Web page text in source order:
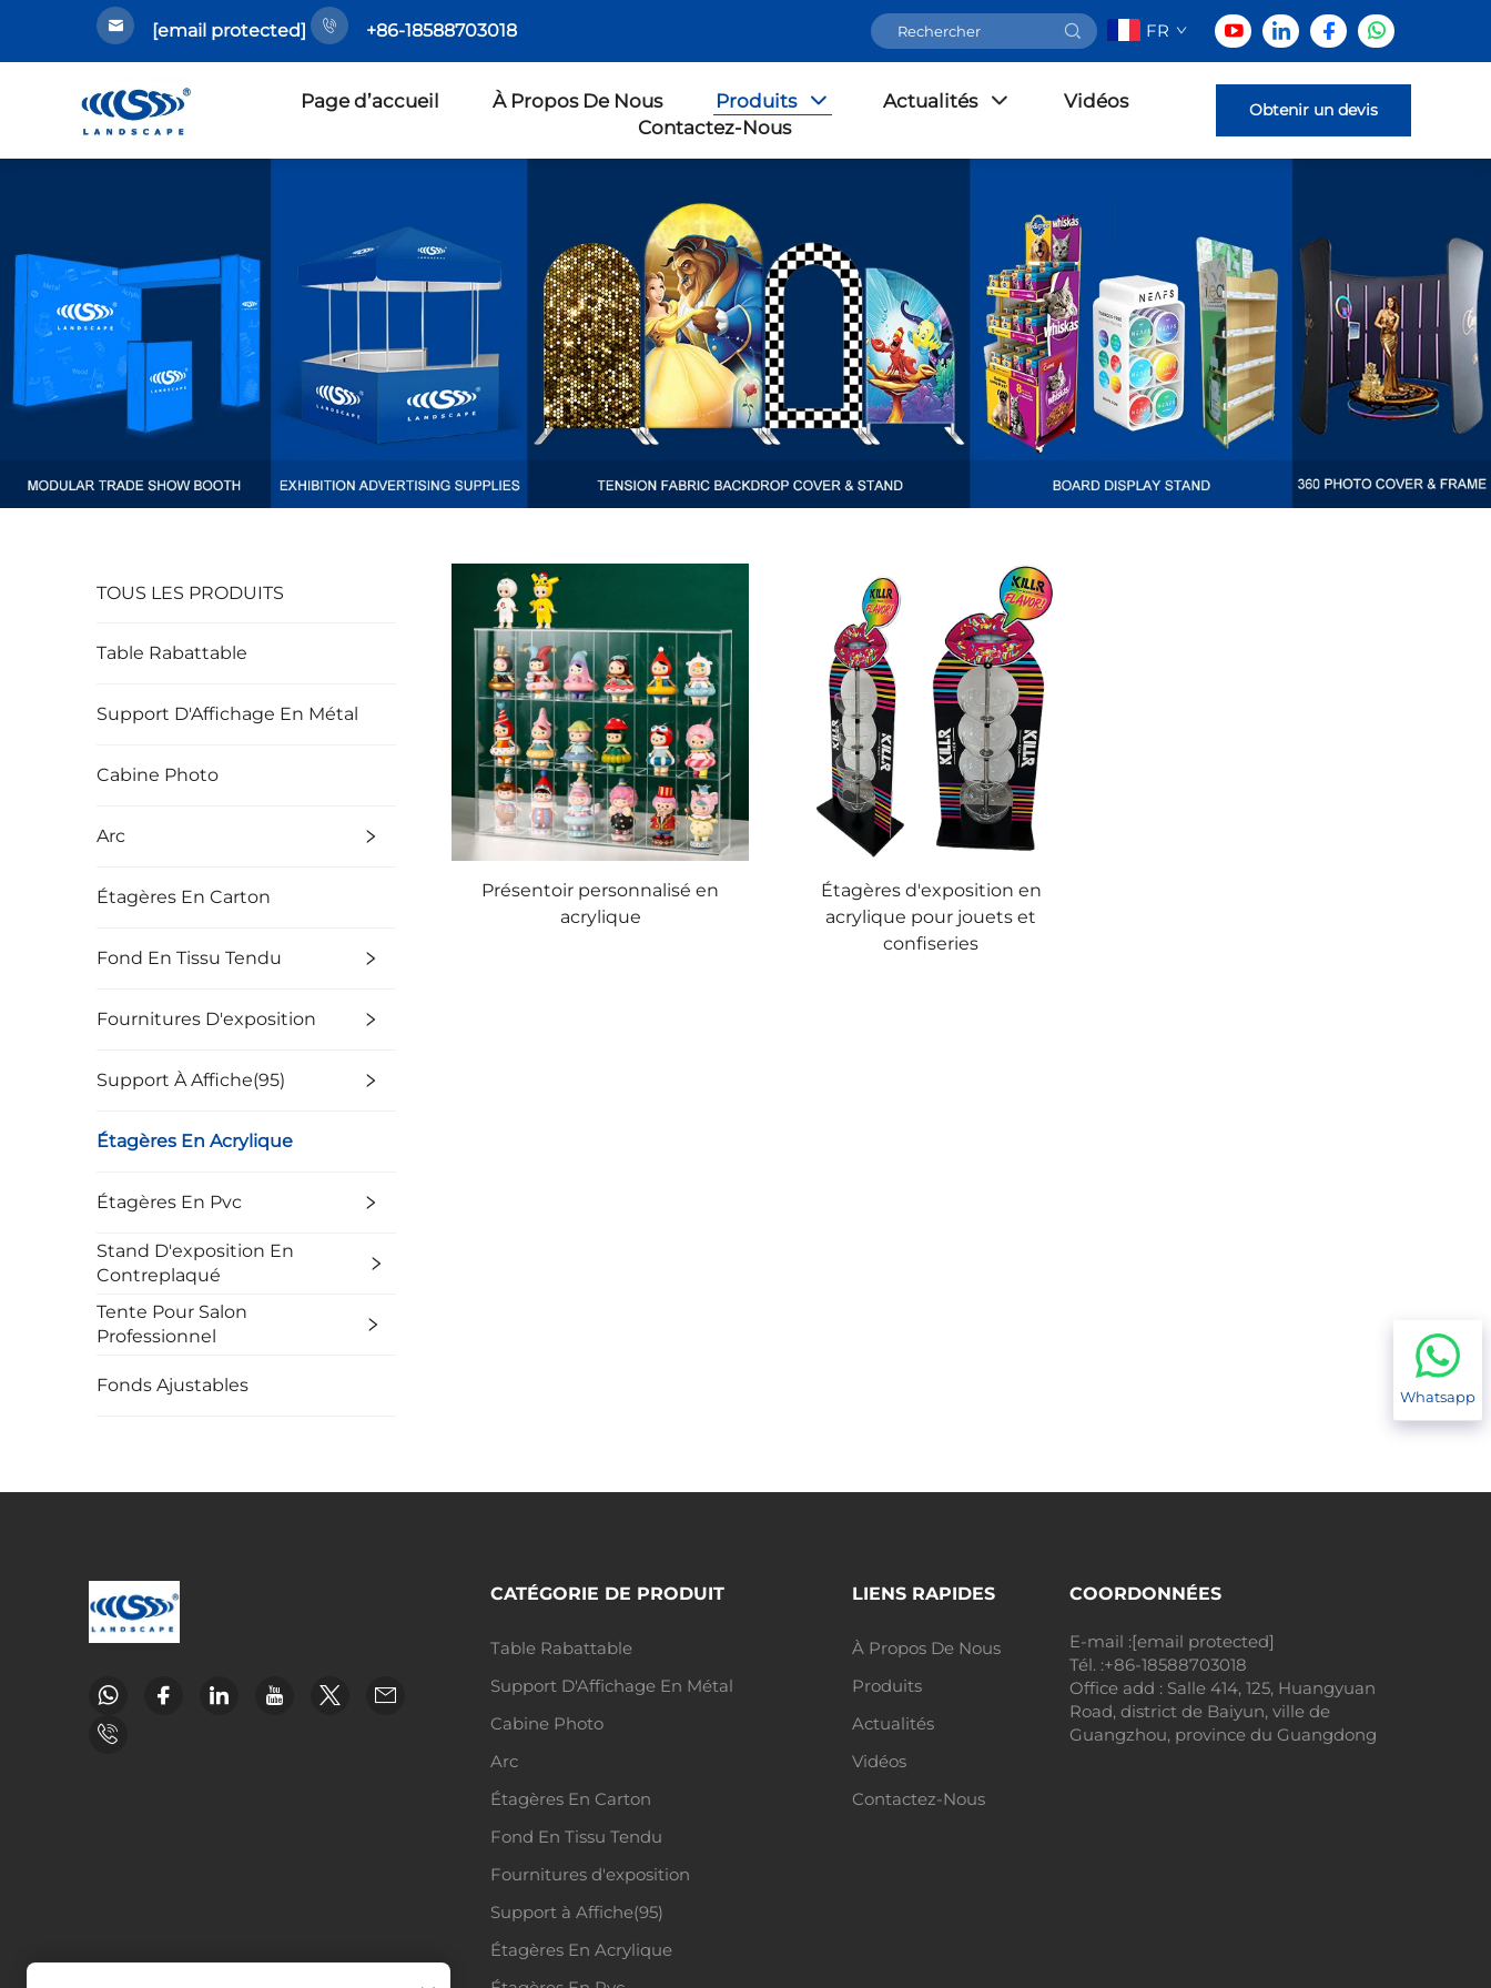
[email protected] +86-18588703018 FR
Page d’accueil À Propos De Nous Produits Actualités
Vidéos
Contactez-Nous
Obtenir un devis
TOUS LES PRODUITS
Table Rabattable
Support D'Affichage En Métal
Cabine Photo
Arc
Étagères En Carton
Fond En Tissu Tendu
Fournitures D'exposition
Support À Affiche(95)
Étagères En Acrylique
Étagères En Pvc
Stand D'exposition En
Contreplaqué
Tente Pour Salon
Professionnel
Fonds Ajustables
Présentoir personnalisé en
acrylique
Étagères d'exposition en
acrylique pour jouets et
confiseries
Whatsapp
CATÉGORIE DE PRODUIT
Table Rabattable
Support D'Affichage En Métal
Cabine Photo
Arc
Étagères En Carton
Fond En Tissu Tendu
Fournitures d'exposition
Support à Affiche(95)
Étagères En Acrylique
LIENS RAPIDES
À Propos De Nous
Produits
Actualités
Vidéos
Contactez-Nous
COORDONNÉES
E-mail :[email protected]
Tél. :+86-18588703018
Office add : Salle 414, 125, Huangyuan
Road, district de Baiyun, ville de
Guangzhou, province du Guangdong